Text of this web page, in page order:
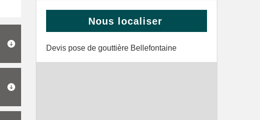
Nous localiser
Devis pose de gouttière Bellefontaine